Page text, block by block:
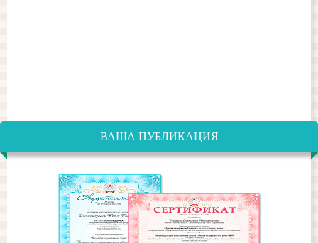
ВАША ПУБЛИКАЦИЯ